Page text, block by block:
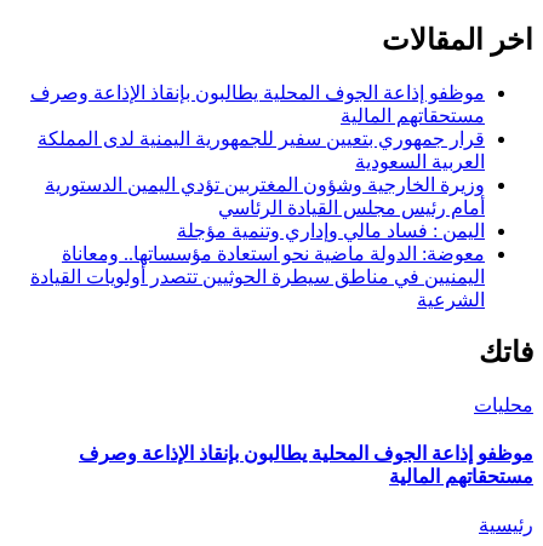
اخر المقالات
موظفو إذاعة الجوف المحلية يطالبون بإنقاذ الإذاعة وصرف
مستحقاتهم المالية
قرار جمهوري بتعيين سفير للجمهورية اليمنية لدى المملكة
العربية السعودية
وزيرة الخارجية وشؤون المغتربين تؤدي اليمين الدستورية
أمام رئيس مجلس القيادة الرئاسي
اليمن : فساد مالي وإداري وتنمية مؤجلة
معوضة: الدولة ماضية نحو استعادة مؤسساتها.. ومعاناة
اليمنيين في مناطق سيطرة الحوثيين تتصدر أولويات القيادة
الشرعية
فاتك
محليات
موظفو إذاعة الجوف المحلية يطالبون بإنقاذ الإذاعة وصرف
مستحقاتهم المالية
رئيسية